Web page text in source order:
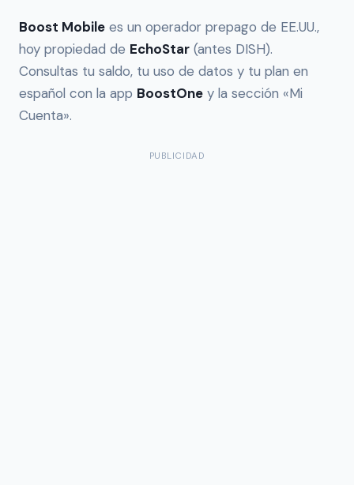
Boost Mobile es un operador prepago de EE.UU.,
hoy propiedad de EchoStar (antes DISH).
Consultas tu saldo, tu uso de datos y tu plan en
español con la app BoostOne y la sección «Mi
Cuenta».
PUBLICIDAD